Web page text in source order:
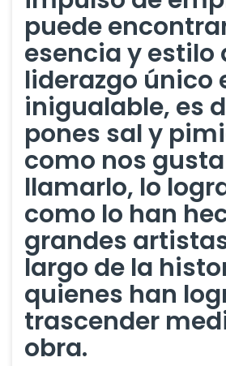
puede
esencia y estilo
liderazgo único
inigualable, es
pones sal y
como nos gusta
llamarlo, lo
como lo han
grandes
largo de la
quienes han
trascender
obra.